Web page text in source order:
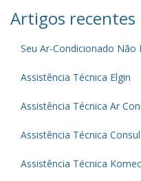
Artigos recentes
Seu Ar-Condicionado Não
Assistência Técnica Elgin
Assistência Técnica Ar
Assistência Técnica
Assistência Técnica